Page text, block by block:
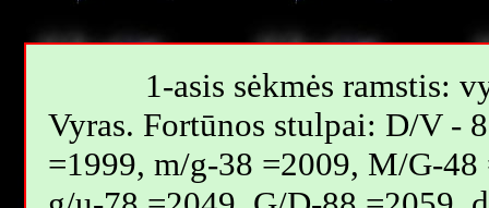
1-asis sėkmės ramstis:
Vyras. Fortūnos stulpai: D/V -
=1999, m/g-38 =2009, M/G-